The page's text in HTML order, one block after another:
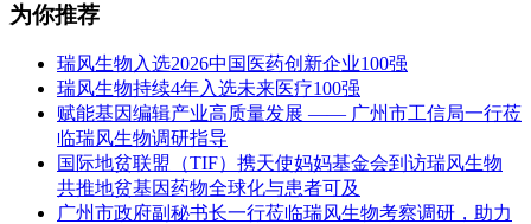
为你推荐
瑞风生物入选2026中国医药创新企业100强
瑞风生物持续4年入选未来医疗100强
赋能基因编辑产业高质量发展 —— 广州市工信局一行莅
临瑞风生物调研指导
国际地贫联盟（TIF）携天使妈妈基金会到访瑞风生物
共推地贫基因药物全球化与患者可及
广州市政府副秘书长一行莅临瑞风生物考察调研，助力